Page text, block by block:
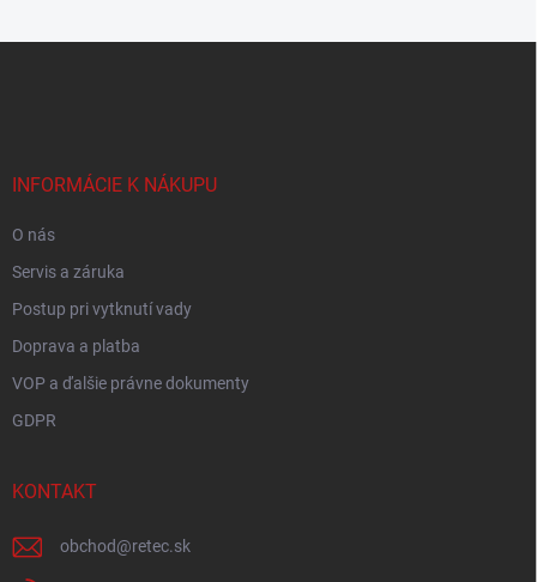
INFORMÁCIE K NÁKUPU
O nás
Servis a záruka
Postup pri vytknutí vady
Doprava a platba
VOP a ďalšie právne dokumenty
GDPR
KONTAKT
obchod@retec.sk